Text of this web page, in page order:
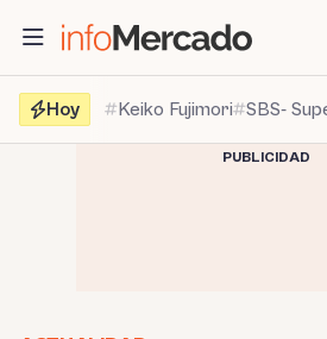
contenido
Hoy
Keiko Fujimori SBS-
PUBLICIDAD